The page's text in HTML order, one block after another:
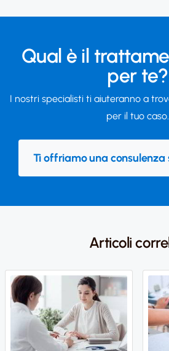
Qual è il
per te?
I nostri specialisti ti aiuteranno a
per il tuo caso.
Ti offriamo una consulenza
Articoli